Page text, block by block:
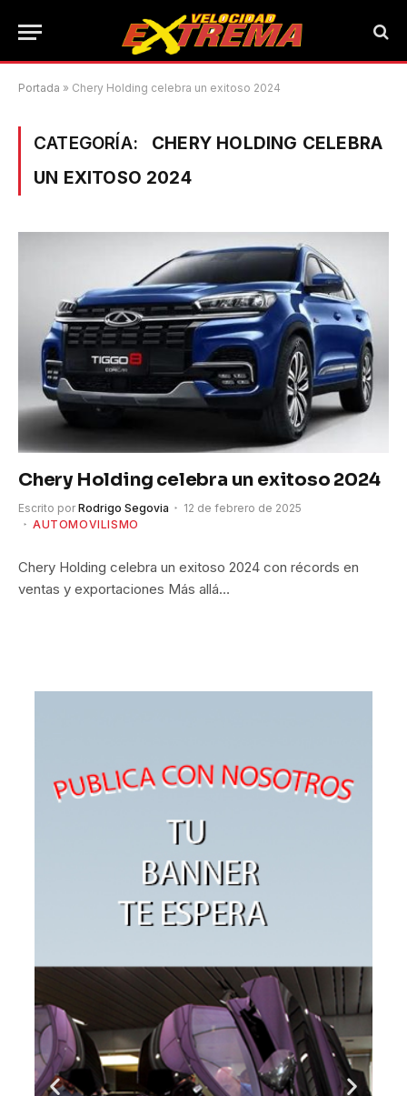
Portada » Chery Holding celebra un exitoso 2024
CATEGORÍA:
CHERY HOLDING CELEBRA
UN EXITOSO 2024
Chery Holding celebra un exitoso 2024
Escrito por Rodrigo Segovia
12 de febrero de 2025
AUTOMOVILISMO
Chery Holding celebra un exitoso 2024 con récords en
ventas y exportaciones Más allá…